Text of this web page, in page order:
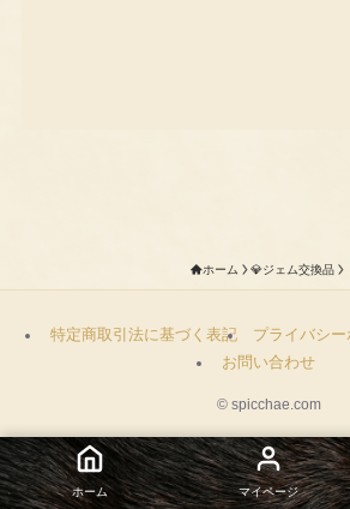
ホーム 💎ジェム交換品
特定商取引法に基づく表記 プライバシ
お問い合わせ
©spicchae.com
ホーム マイページ